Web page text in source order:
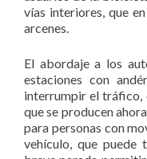
vías interiores, que
arcenes.
El abordaje a los
estaciones con
interrumpir el tráfico,
que se producen
para personas con
vehículo, que puede